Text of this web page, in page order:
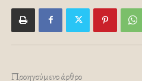
Προηγούμενο άρθρο